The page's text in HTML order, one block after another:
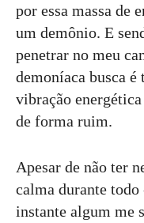
por essa massa de
um demônio. E
penetrar no meu
demoníaca busca
vibração
de forma ruim.
Apesar de não ter
calma durante todo
instante algum me